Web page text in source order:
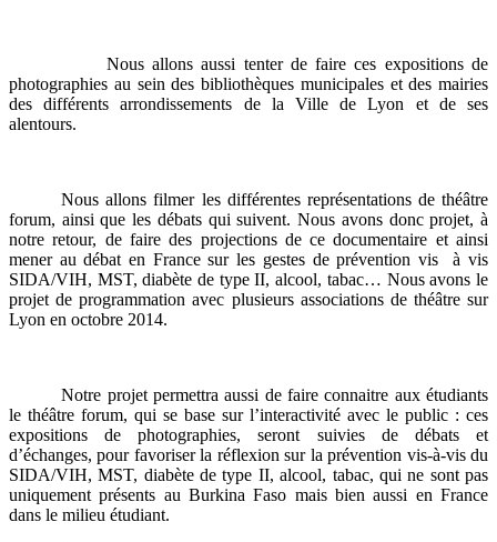
Nous allons aussi tenter de faire ces expositions de
photographies au sein des bibliothèques municipales et des mairies
des différents arrondissements de la Ville de Lyon et de ses
alentours.
Nous allons filmer les différentes représentations de théâtre
forum, ainsi que les débats qui suivent. Nous avons donc projet, à
notre retour, de faire des projections de ce documentaire et ainsi
mener au débat en France sur les gestes de prévention vis à vis
SIDA/VIH, MST, diabète de type II, alcool, tabac… Nous avons le
projet de programmation avec plusieurs associations de théâtre sur
Lyon en octobre 2014.
Notre projet permettra aussi de faire connaitre aux étudiants
le théâtre forum, qui se base sur l’interactivité avec le public : ces
expositions de photographies, seront suivies de débats et
d’échanges, pour favoriser la réflexion sur la prévention vis-à-vis du
SIDA/VIH, MST, diabète de type II, alcool, tabac, qui ne sont pas
uniquement présents au Burkina Faso mais bien aussi en France
dans le milieu étudiant.